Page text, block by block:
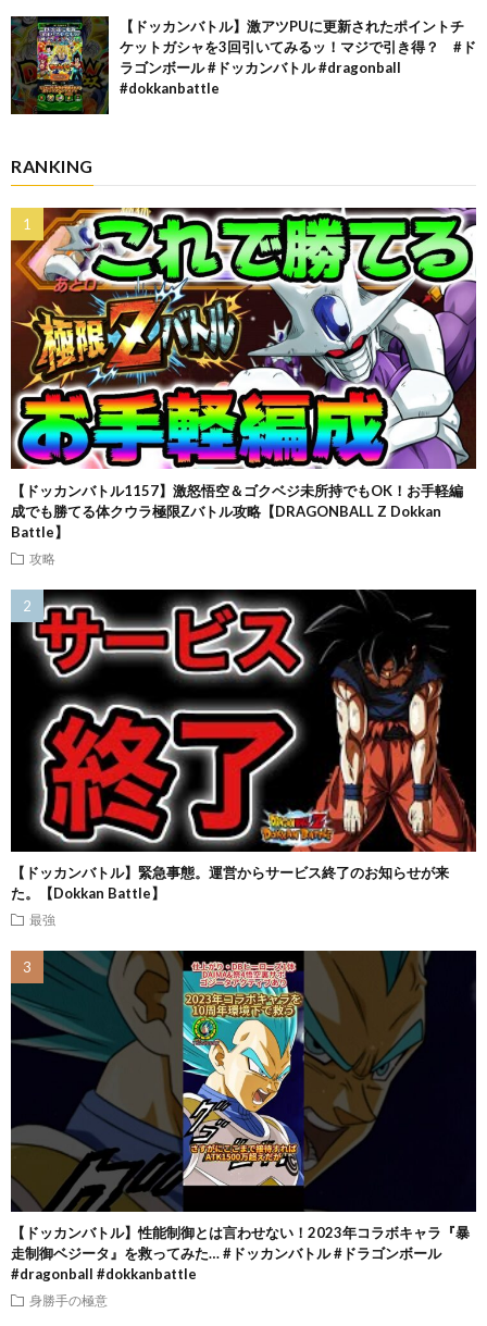
【ドッカンバトル】激アツPUに更新されたポイントチ
ケットガシャを3回引いてみるッ！マジで引き得？ #ド
ラゴンボール #ドッカンバトル #dragonball
#dokkanbattle
RANKING
【ドッカンバトル1157】激怒悟空＆ゴクベジ未所持でもOK！お手軽編
成でも勝てる体クウラ極限Zバトル攻略【DRAGONBALL Z Dokkan
Battle】
攻略
【ドッカンバトル】緊急事態。運営からサービス終了のお知らせが来
た。【Dokkan Battle】
最強
【ドッカンバトル】性能制御とは言わせない！2023年コラボキャラ『暴
走制御ベジータ』を救ってみた… #ドッカンバトル #ドラゴンボール
#dragonball #dokkanbattle
身勝手の極意